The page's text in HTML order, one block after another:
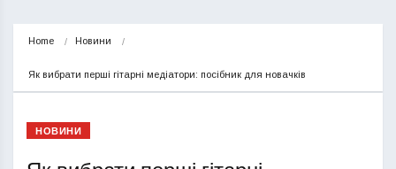
Home Новини
Як вибрати перші гітарні медіатори: посібник для новачків
НОВИНИ